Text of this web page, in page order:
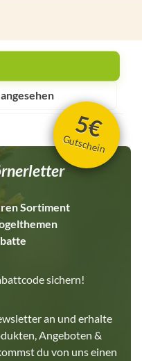
5€
Gutschein
Sortiment
sichern!
an und erhalte
Angeboten &
du von uns einen